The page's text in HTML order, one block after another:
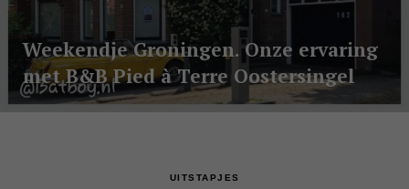
Weekendje Groningen. Onze ervaring
met B&B Pied à Terre Oostersingel
UITSTAPJES